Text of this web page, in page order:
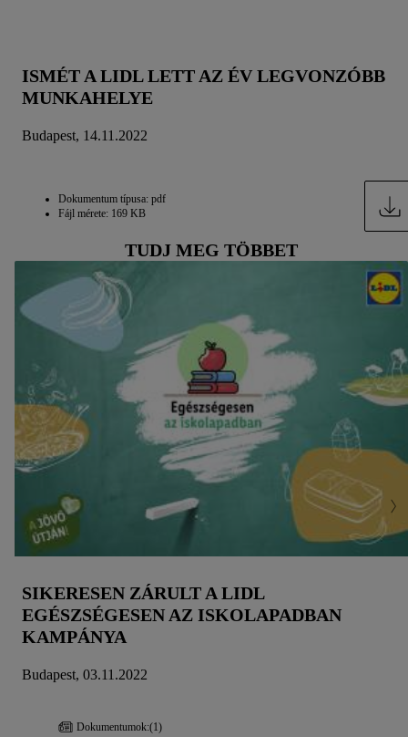
ISMÉT A LIDL LETT AZ ÉV LEGVONZÓBB
MUNKAHELYE
Budapest, 14.11.2022
Dokumentum típusa: pdf
Fájl mérete: 169 KB
TUDJ MEG TÖBBET
SIKERESEN ZÁRULT A LIDL
EGÉSZSÉGESEN AZ ISKOLAPADBAN
KAMPÁNYA
Budapest, 03.11.2022
Dokumentumok:(1)